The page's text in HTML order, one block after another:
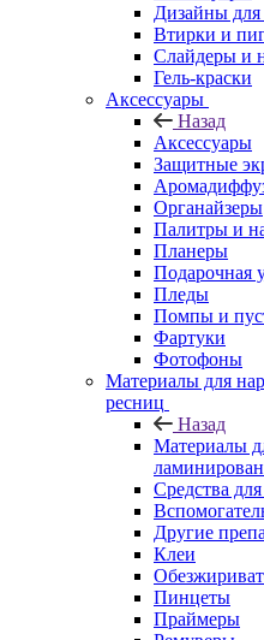
Дизайны для
Втирки и
Слайдеры и
Гель-краски
Аксессуары
Назад
Аксессуары
Защитные
Органайзеры
Палитры и
Планеры
Подарочная
Пледы
Помпы и
Фартуки
Фотофоны
Материалы для
ресниц
Назад
Материалы
Средства
Другие
Клеи
Пинцеты
Праймеры